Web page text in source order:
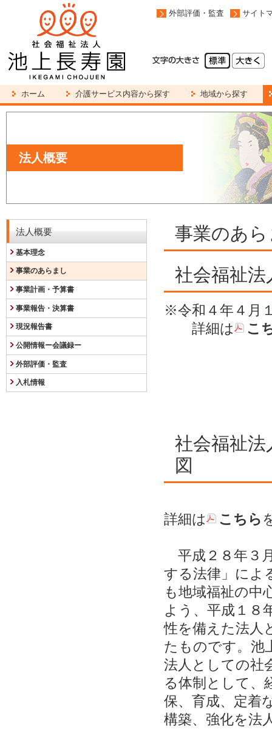
外部評価・監査 サイト
ホーム 介護サービス内容から探す 地域から探す
法人概要
事業のあ
社会福祉
※令和４年４月
詳細は
こ
社会福祉
図
詳細は こちら
平成２８年３
する法律」によ
も地域福祉の中
よう、平成１８
性を備えた法人
たものです。池
法人としての社
る体制として、
保、育成、定着
構築、強化を法
法人概要
基本理念
事業のあらまし
事業計画・予算書
事業報告・決算書
現況報告書
公開情報ー会議録ー
外部評価・監査
入札情報